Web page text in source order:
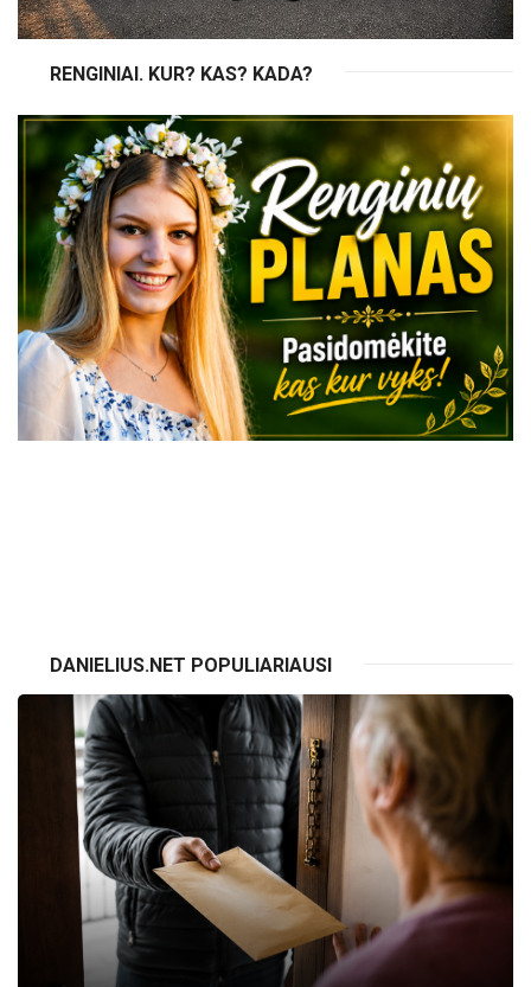
RENGINIAI. KUR? KAS? KADA?
DANIELIUS.NET POPULIARIAUSI